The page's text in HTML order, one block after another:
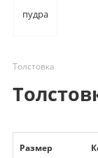
Толстовка
Размер